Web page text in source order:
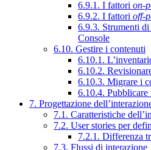
6.9.1. I fattori on-
6.9.2. I fattori off-
6.9.3. Strumenti
Console
6.10. Gestire i contenuti
6.10.1.
6.10.2.
6.10.3. Migrare i
6.10.4. Pubblicare
7. Progettazione
7.1. Caratteristiche
7.2. User stories per
7.2.1. Differenza
7.3. Flussi di interazione